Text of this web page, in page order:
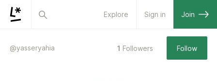
Explore Sign in Join
@yasseryahia 1 Followers Follow